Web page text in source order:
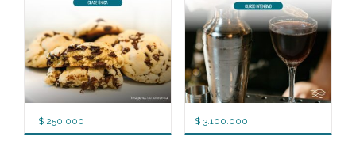
$ 250.000 $ 3.100.000